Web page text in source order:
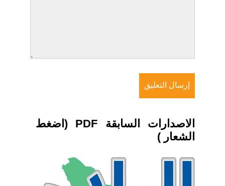
الاصدارات السابقة PDF (اضغط
الشعار )